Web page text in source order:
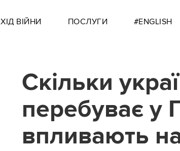
ХІД ВІЙНИ ПОСЛУГИ #ENGLISH
Скільки
перебуває у
впливають